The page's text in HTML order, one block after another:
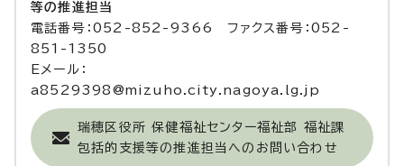
等の推進担当
電話番号：052-852-9366 ファクス番号：052-
851-1350
Eメール：
a8529398@mizuho.city.nagoya.lg.jp
瑞穂区役所 保健福祉センター福祉部 福祉課
包括的支援等の推進担当へのお問い合わせ